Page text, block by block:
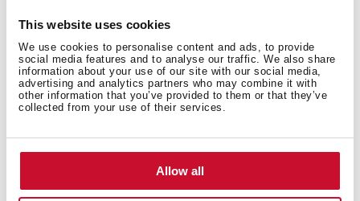
This website uses cookies
We use cookies to personalise content and ads, to provide
social media features and to analyse our traffic. We also share
information about your use of our site with our social media,
advertising and analytics partners who may combine it with
other information that you’ve provided to them or that they’ve
collected from your use of their services.
Allow all
Πλυντήριο ρούχων με χωρητικότητα 8 κιλών και 15...